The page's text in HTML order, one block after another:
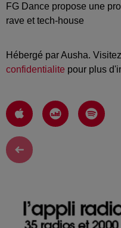
FG Dance propose une
rave et tech-house
Hébergé par Ausha. Visitez
confidentialite pour plus